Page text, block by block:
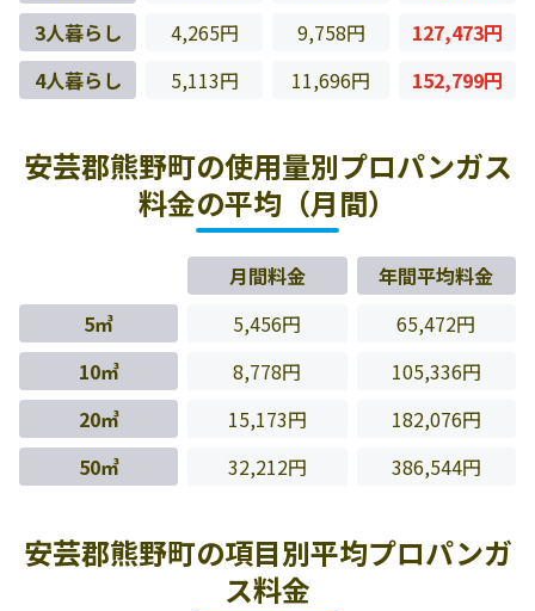
3人暮らし
4,265円 9,758円
127,473円
4人暮らし
5,113円 11,696円 152,799円
安芸郡熊野町の使用量別プロパンガス
料金の平均（月間）
月間料金
年間平均料金
5㎥
5,456円
65,472円
10㎥
8,778円
105,336円
20㎥
15,173円
182,076円
50㎥
32,212円 386,544円
安芸郡熊野町の項目別平均プロパンガ
ス料金